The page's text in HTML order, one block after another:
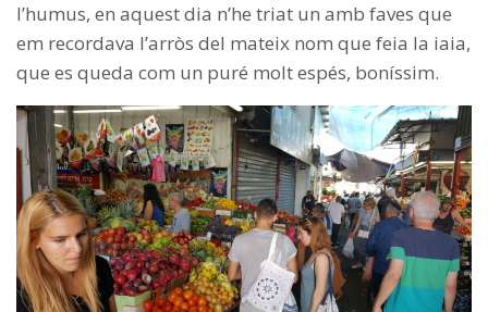
l’humus, en aquest dia n’he triat un amb faves que
em recordava l’arròs del mateix nom que feia la iaia,
que es queda com un puré molt espés, boníssim.